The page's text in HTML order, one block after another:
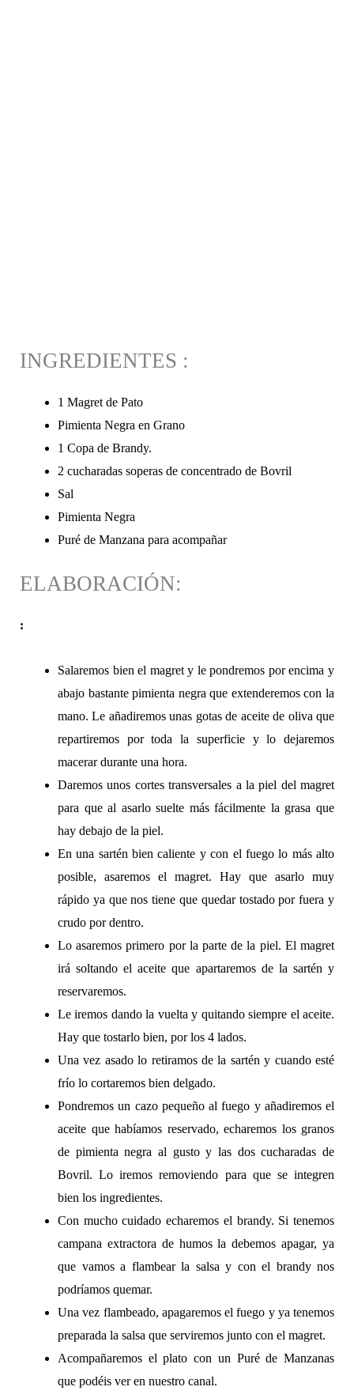
INGREDIENTES :
1 Magret de Pato
Pimienta Negra en Grano
1 Copa de Brandy.
2 cucharadas soperas de concentrado de Bovril
Sal
Pimienta Negra
Puré de Manzana para acompañar
ELABORACIÓN:
:
Salaremos bien el magret y le pondremos por encima y
abajo bastante pimienta negra que extenderemos con la
mano. Le añadiremos unas gotas de aceite de oliva que
repartiremos por toda la superficie y lo dejaremos
macerar durante una hora.
Daremos unos cortes transversales a la piel del magret
para que al asarlo suelte más fácilmente la grasa que
hay debajo de la piel.
En una sartén bien caliente y con el fuego lo más alto
posible, asaremos el magret. Hay que asarlo muy
rápido ya que nos tiene que quedar tostado por fuera y
crudo por dentro.
Lo asaremos primero por la parte de la piel. El magret
irá soltando el aceite que apartaremos de la sartén y
reservaremos.
Le iremos dando la vuelta y quitando siempre el aceite.
Hay que tostarlo bien, por los 4 lados.
Una vez asado lo retiramos de la sartén y cuando esté
frío lo cortaremos bien delgado.
Pondremos un cazo pequeño al fuego y añadiremos el
aceite que habíamos reservado, echaremos los granos
de pimienta negra al gusto y las dos cucharadas de
Bovril. Lo iremos removiendo para que se integren
bien los ingredientes.
Con mucho cuidado echaremos el brandy. Si tenemos
campana extractora de humos la debemos apagar, ya
que vamos a flambear la salsa y con el brandy nos
podríamos quemar.
Una vez flambeado, apagaremos el fuego y ya tenemos
preparada la salsa que serviremos junto con el magret.
Acompañaremos el plato con un Puré de Manzanas
que podéis ver en nuestro canal.